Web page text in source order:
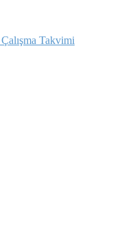
Takvimi